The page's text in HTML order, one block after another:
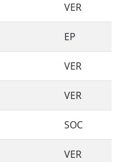
VER
EP
VER
VER
SOC
VER